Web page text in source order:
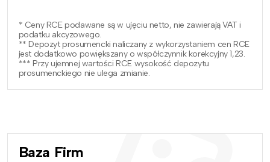
* Ceny RCE podawane są w ujęciu netto, nie zawierają VAT i
podatku akcyzowego.
** Depozyt prosumencki naliczany z wykorzystaniem cen RCE
jest dodatkowo powiększany o współczynnik korekcyjny 1,23.
*** Przy ujemnej wartości RCE wysokość depozytu
prosumenckiego nie ulega zmianie.
Baza Firm